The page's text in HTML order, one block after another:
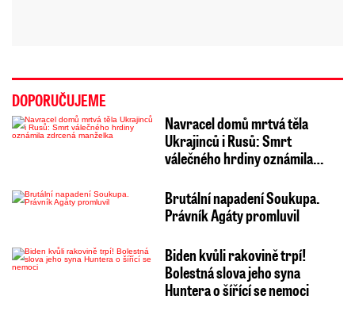
DOPORUČUJEME
Navracel domů mrtvá těla
Ukrajinců i Rusů: Smrt
válečného hrdiny oznámila…
Brutální napadení Soukupa.
Právník Agáty promluvil
Biden kvůli rakovině trpí!
Bolestná slova jeho syna
Huntera o šířící se nemoci